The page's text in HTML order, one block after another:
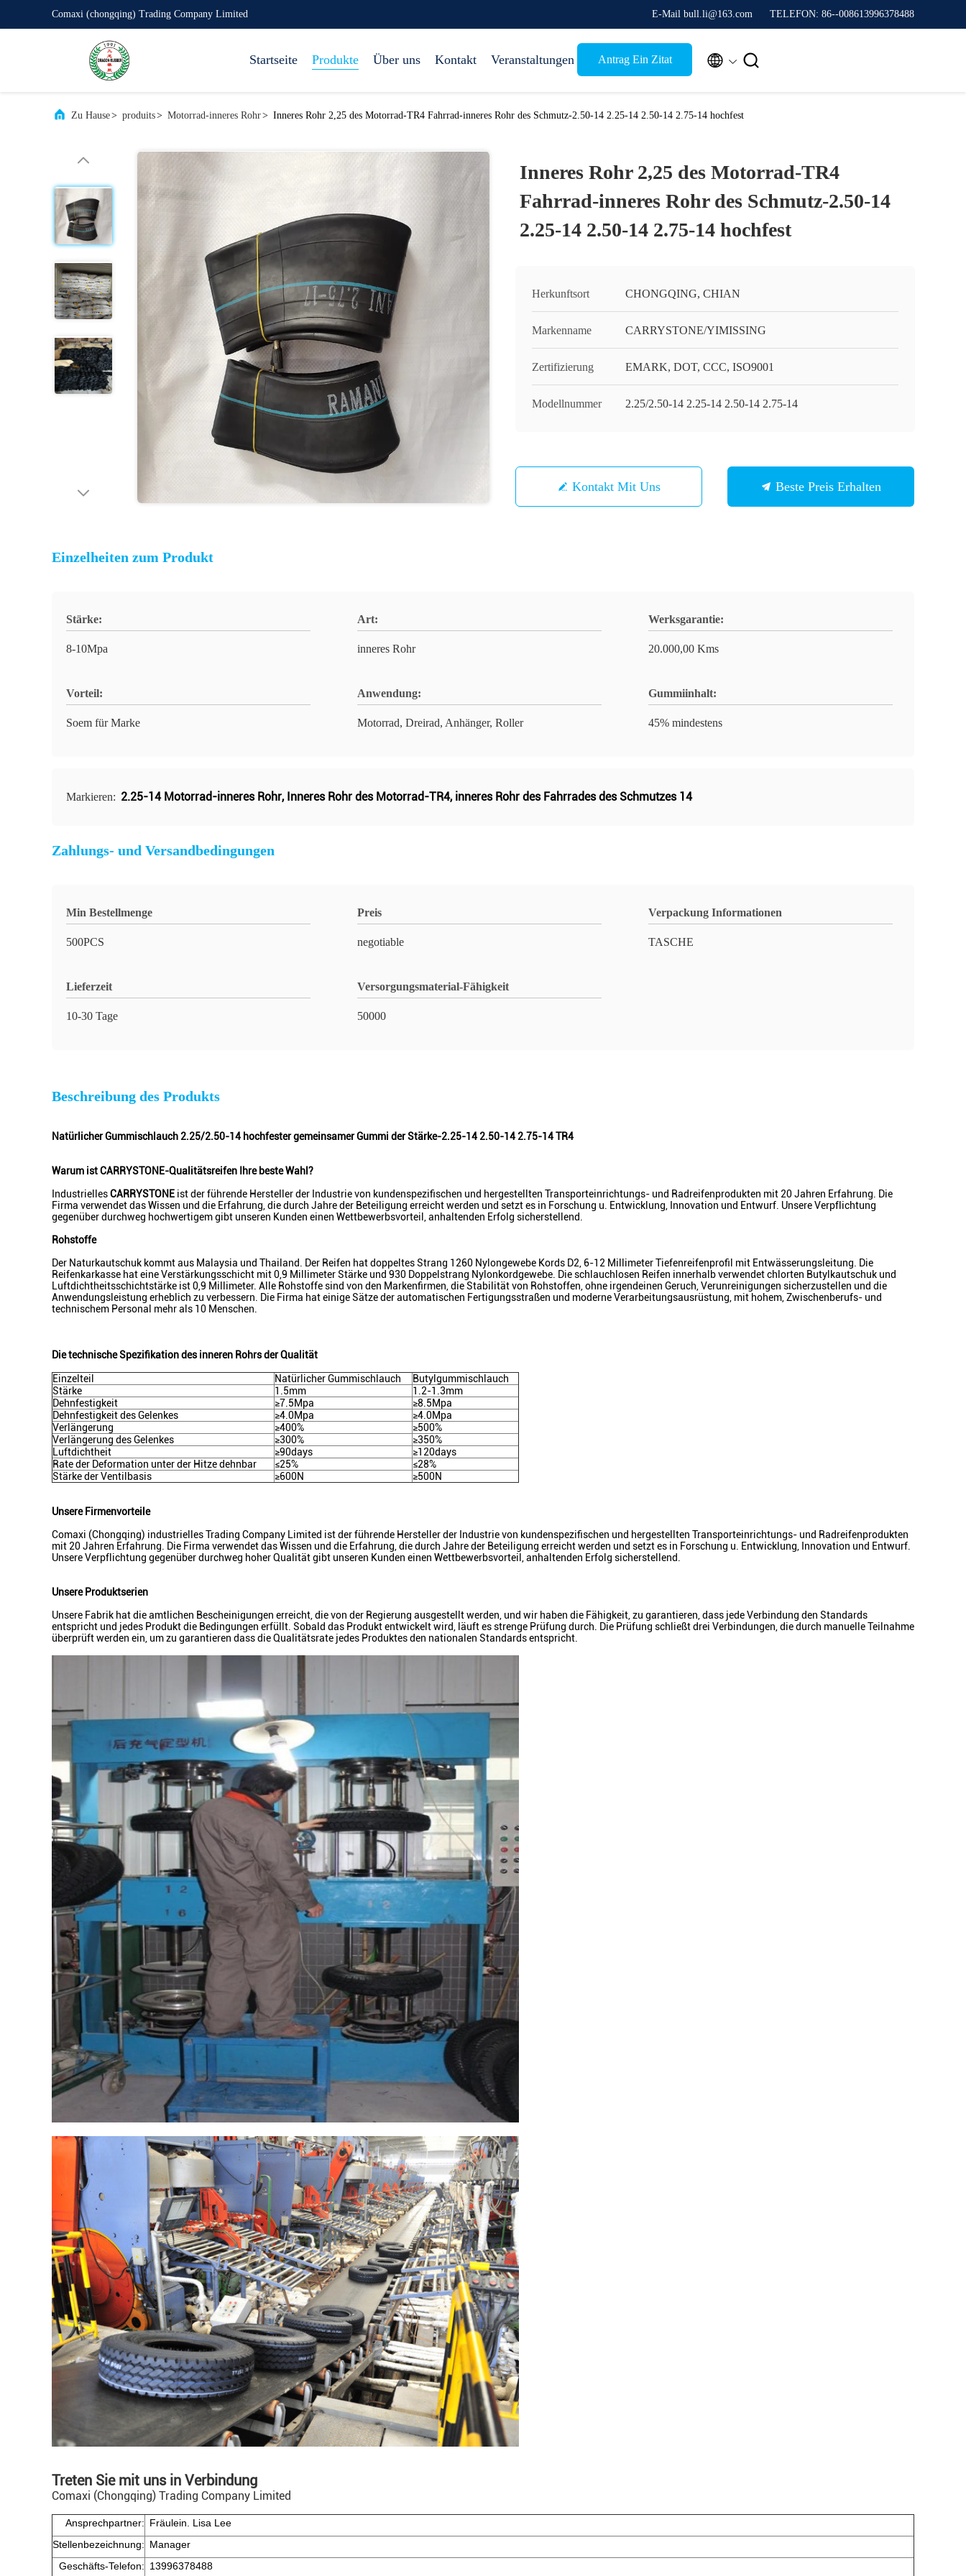
Hinterlass eine Nachricht
Comaxi (chongqing) Trading Company Limited E-Mail bull.li@163.com TELEFON: 86--008613996378488
Startseite Produkte Über uns Kontakt Veranstaltungen Antrag Ein Zitat  
Zu Hause> produits> Motorrad-inneres Rohr> Inneres Rohr 2,25 des Motorrad-TR4 Fahrrad-inneres Rohr des Schmutz-2.50-14 2.25-14 2.50-14 2.75-14 hochfest
Inneres Rohr 2,25 des Motorrad-TR4
Fahrrad-inneres Rohr des Schmutz-2.50-14
2.25-14 2.50-14 2.75-14 hochfest
Herkunftsort CHONGQING, CHIAN
Markenname CARRYSTONE/YIMISSING
Zertifizierung EMARK, DOT, CCC, ISO9001
Modellnummer 2.25/2.50-14 2.25-14 2.50-14 2.75-14
Kontakt Mit Uns Beste Preis Erhalten
Einzelheiten zum Produkt
Stärke:
8-10Mpa
Art:
inneres Rohr
Werksgarantie:
20.000,00 Kms
Vorteil:
Soem für Marke
Anwendung:
Motorrad, Dreirad, Anhänger, Roller
Gummiinhalt:
45% mindestens
Markieren: 2.25-14 Motorrad-inneres Rohr, Inneres Rohr des Motorrad-TR4, inneres Rohr des Fahrrades des Schmutzes 14
Zahlungs- und Versandbedingungen
Min Bestellmenge
500PCS
Preis
negotiable
Verpackung Informationen
TASCHE
Lieferzeit
10-30 Tage
Versorgungsmaterial-Fähigkeit
50000
Beschreibung des Produkts
Natürlicher Gummischlauch 2.25/2.50-14 hochfester gemeinsamer Gummi der Stärke-2.25-14 2.50-14 2.75-14 TR4
Warum ist CARRYSTONE-Qualitätsreifen Ihre beste Wahl?
IndustriellesCARRYSTONE ist der führende Hersteller der Industrie von kundenspezifischen und hergestellten Transporteinrichtungs- und Radreifenprodukten mit 20 Jahren Erfahrung. Die
Firma verwendet das Wissen und die Erfahrung, die durch Jahre der Beteiligung erreicht werden und setzt es in Forschung u. Entwicklung, Innovation und Entwurf. Unsere Verpflichtung
gegenüber durchweg hochwertigem gibt unseren Kunden einen Wettbewerbsvorteil, anhaltenden Erfolg sicherstellend.
Rohstoffe
Der Naturkautschuk kommt aus Malaysia und Thailand. Der Reifen hat doppeltes Strang 1260 Nylongewebe Kords D2, 6-12 Millimeter Tiefenreifenprofil mit Entwässerungsleitung. Die
Reifenkarkasse hat eine Verstärkungsschicht mit 0,9 Millimeter Stärke und 930 Doppelstrang Nylonkordgewebe. Die schlauchlosen Reifen innerhalb verwendet chlorten Butylkautschuk und
Luftdichtheitsschichtstärke ist 0,9 Millimeter. Alle Rohstoffe sind von den Markenfirmen, die Stabilität von Rohstoffen, ohne irgendeinen Geruch, Verunreinigungen sicherzustellen und die
Anwendungsleistung erheblich zu verbessern. Die Firma hat einige Sätze der automatischen Fertigungsstraßen und moderne Verarbeitungsausrüstung, mit hohem, Zwischenberufs- und
technischem Personal mehr als 10 Menschen.
Die technische Spezifikation des inneren Rohrs der Qualität
Einzelteil Natürlicher Gummischlauch
Butylgummischlauch
Stärke
1.5mm
1.2-1.3mm
Dehnfestigkeit
≥7.5Mpa
≥8.5Mpa
Dehnfestigkeit des Gelenkes
≥4.0Mpa
≥4.0Mpa
Verlängerung
≥400%
≥500%
Verlängerung des Gelenkes
≥300%
≥350%
Luftdichtheit
≥90days
≥120days
Rate der Deformation unter der Hitze dehnbar
≤25%
≤28%
Stärke der Ventilbasis
≥600N ≥500N
Unsere Firmenvorteile
Comaxi (Chongqing) industrielles Trading Company Limited ist der führende Hersteller der Industrie von kundenspezifischen und hergestellten Transporteinrichtungs- und Radreifenprodukten
mit 20 Jahren Erfahrung. Die Firma verwendet das Wissen und die Erfahrung, die durch Jahre der Beteiligung erreicht werden und setzt es in Forschung u. Entwicklung, Innovation und Entwurf.
Unsere Verpflichtung gegenüber durchweg hoher Qualität gibt unseren Kunden einen Wettbewerbsvorteil, anhaltenden Erfolg sicherstellend.
Unsere Produktserien
Unsere Fabrik hat die amtlichen Bescheinigungen erreicht, die von der Regierung ausgestellt werden, und wir haben die Fähigkeit, zu garantieren, dass jede Verbindung den Standards
entspricht und jedes Produkt die Bedingungen erfüllt. Sobald das Produkt entwickelt wird, läuft es strenge Prüfung durch. Die Prüfung schließt drei Verbindungen, die durch manuelle Teilnahme
überprüft werden ein, um zu garantieren dass die Qualitätsrate jedes Produktes den nationalen Standards entspricht.
Treten Sie mit uns in Verbindung
Comaxi (Chongqing) Trading Company Limited
Ansprechpartner: Fräulein. Lisa Lee
Stellenbezeichnung: Manager
Geschäfts-Telefon: 13996378488